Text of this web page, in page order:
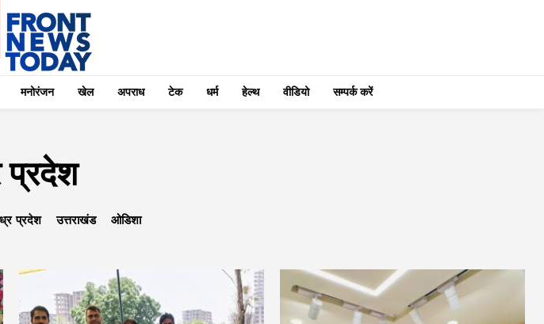
मनोरंजन खेल अपराध टेक धर्म हेल्थ वीडियो सम्पर्क करें
प्रदेश
प्रदेश उत्तराखंड ओडिशा